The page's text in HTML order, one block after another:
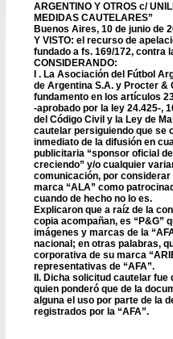
ARGENTINO Y OTROS c/
MEDIDAS CAUTELARES”
Buenos Aires, 10 de junio de
Y VISTO: el recurso de
fundado a fs. 169/172, contra
CONSIDERANDO:
I . La Asociación del Fútbol
de Argentina S.A. y Procter &
fundamento en los artículos
-aprobado por la ley 24.425-,
del Código Civil y la Ley de
cautelar persiguiendo que se
inmediato de la difusión en
publicitaria “sponsor oficial
creciendo” y/o cualquier
comunicación, por
marca “ALA” como
cuando de hecho no lo es.
Explicaron que a raíz de la
copia acompañan, es “P&G”
imágenes y marcas de la
nacional; en otras palabras,
corporativa de su marca
representativas de “AFA”.
II. Dicha solicitud cautelar
quien ponderó que de la
alguna el uso por parte de la
registrados por la “AFA”.